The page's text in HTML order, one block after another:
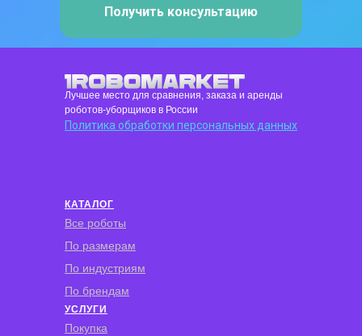
Получить консультацию
Лучшее место для сравнения, заказа и аренды
роботов-уборщиков в России
Политика обработки персональных данных
КАТАЛОГ
Все роботы
По размерам
По индустриям
По брендам
УСЛУГИ
Покупка